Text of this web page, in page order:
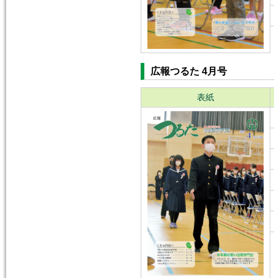
広報つるた 4月号
表紙